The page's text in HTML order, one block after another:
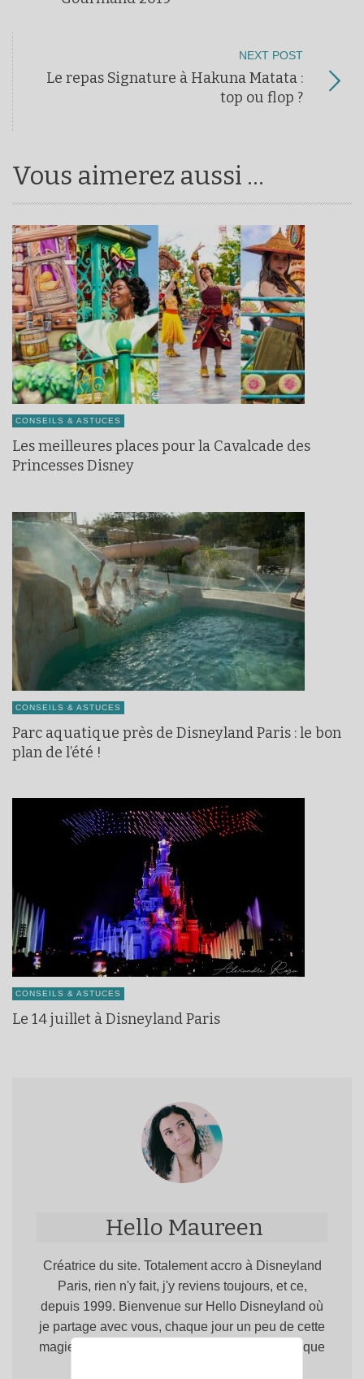
NEXT POST
Le repas Signature à Hakuna Matata :
top ou flop ?
Vous aimerez aussi ...
CONSEILS & ASTUCES
Les meilleures places pour la Cavalcade des
Princesses Disney
CONSEILS & ASTUCES
Parc aquatique près de Disneyland Paris : le bon
plan de l’été !
CONSEILS & ASTUCES
Le 14 juillet à Disneyland Paris
Hello Maureen
Créatrice du site. Totalement accro à Disneyland
Paris, rien n'y fait, j'y reviens toujours, et ce,
depuis 1999. Bienvenue sur Hello Disneyland où
je partage avec vous, chaque jour un peu de cette
magie qui fait de Disneyland Paris, un lieu unique